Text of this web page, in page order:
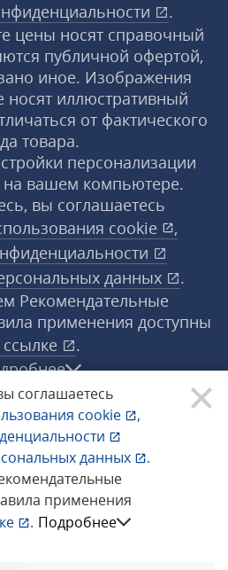
соглашаетесь
cookie
,
данных
.
применения
. Подробнее
.
цены носят справочный
публичной офертой,
иное. Изображения
носят иллюстративный
от фактического
товара.
персонализации
на вашем компьютере.
вы соглашаетесь
cookie
,
данных
.
Рекомендательные
применения доступны
.
®. Все права
об ошибке